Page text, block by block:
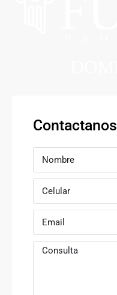
Contactanos